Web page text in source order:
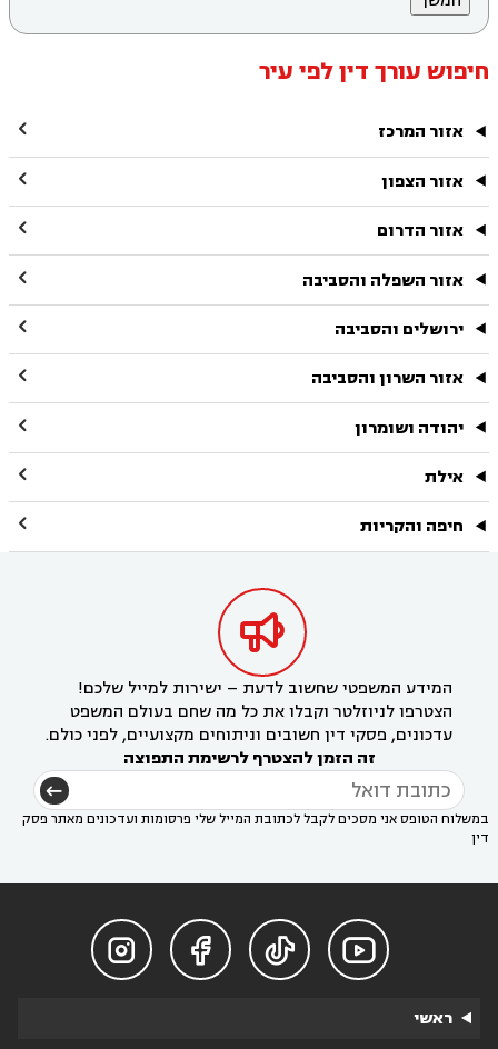
חיפוש עורך דין לפי עיר
אזור המרכז 
אזור הצפון 
אזור הדרום 
אזור השפלה והסביבה 
ירושלים והסביבה 
אזור השרון והסביבה 
יהודה ושומרון 
אילת 
חיפה והקריות 

המידע המשפטי שחשוב לדעת – ישירות למייל שלכם!
הצטרפו לניוזלטר וקבלו את כל מה שחם בעולם המשפט
עדכונים, פסקי דין חשובים וניתוחים מקצועיים, לפני כולם.
זה הזמן להצטרף לרשימת התפוצה
במשלוח הטופס אני מסכים לקבל לכתובת המייל שלי פרסומות ועדכונים מאתר פסק
דין




ראשי